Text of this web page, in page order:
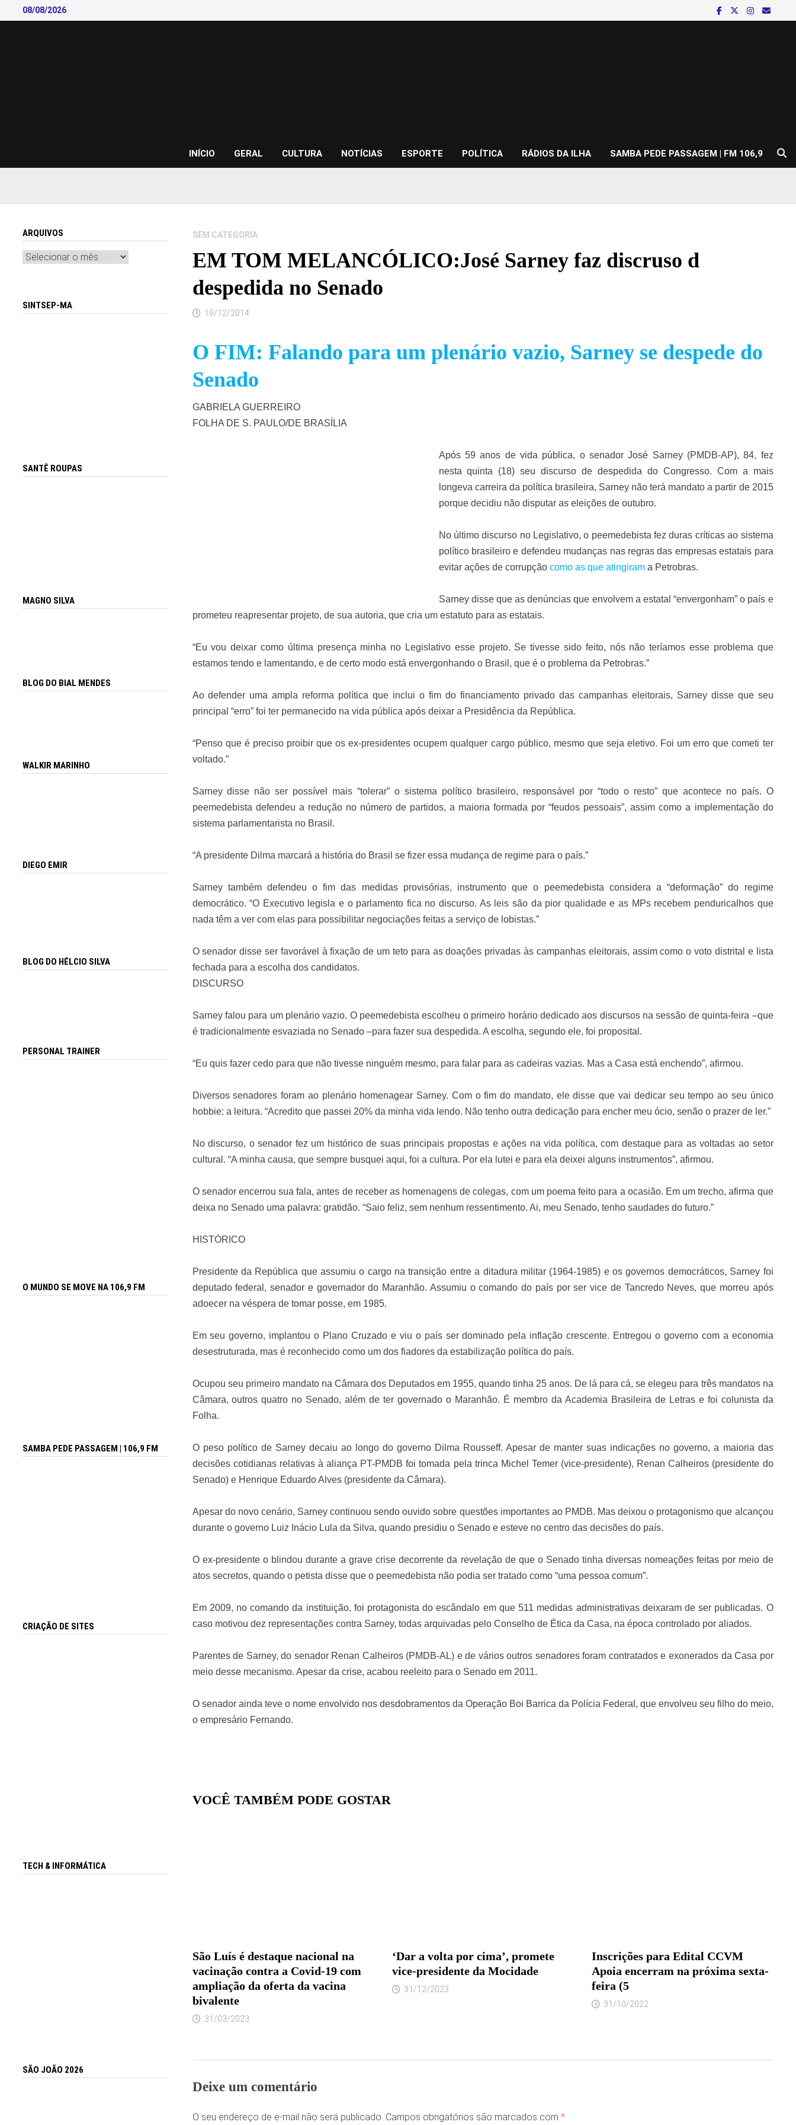
to
08/08/2026
INÍCIO GERAL CULTURA NOTÍCIAS ESPORTE POLÍTICA RÁDIOS DA ILHA SAMBA PEDE PASSAGEM | FM 106,9
SEM CATEGORIA
EM TOM MELANCÓLICO:José Sarney faz discruso d
despedida no Senado
19/12/2014
O FIM: Falando para um plenário vazio, Sarney se despede do
Senado
GABRIELA GUERREIRO
FOLHA DE S. PAULO/DE BRASÍLIA
Após 59 anos de vida pública, o senador José Sarney (PMDB-AP), 84, fez
nesta quinta (18) seu discurso de despedida do Congresso. Com a mais
longeva carreira da política brasileira, Sarney não terá mandato a partir de 2015
porque decidiu não disputar as eleições de outubro.
No último discurso no Legislativo, o peemedebista fez duras críticas ao sistema
político brasileiro e defendeu mudanças nas regras das empresas estatais para
evitar ações de corrupção como as que atingirama Petrobras.
Sarney disse que as denúncias que envolvem a estatal “envergonham” o país e
prometeu reapresentar projeto, de sua autoria, que cria um estatuto para as estatais.
“Eu vou deixar como última presença minha no Legislativo esse projeto. Se tivesse sido feito, nós não teríamos esse problema que
estamos tendo e lamentando, e de certo modo está envergonhando o Brasil, que é o problema da Petrobras.”
Ao defender uma ampla reforma política que inclui o fim do financiamento privado das campanhas eleitorais, Sarney disse que seu
principal “erro” foi ter permanecido na vida pública após deixar a Presidência da República.
“Penso que é preciso proibir que os ex-presidentes ocupem qualquer cargo público, mesmo que seja eletivo. Foi um erro que cometi ter
voltado.”
Sarney disse não ser possível mais “tolerar” o sistema político brasileiro, responsável por “todo o resto” que acontece no país. O
peemedebista defendeu a redução no número de partidos, a maioria formada por “feudos pessoais”, assim como a implementação do
sistema parlamentarista no Brasil.
“A presidente Dilma marcará a história do Brasil se fizer essa mudança de regime para o país.”
Sarney também defendeu o fim das medidas provisórias, instrumento que o peemedebista considera a “deformação” do regime
democrático. “O Executivo legisla e o parlamento fica no discurso. As leis são da pior qualidade e as MPs recebem penduricalhos que
nada têm a ver com elas para possibilitar negociações feitas a serviço de lobistas.”
O senador disse ser favorável à fixação de um teto para as doações privadas às campanhas eleitorais, assim como o voto distrital e lista
fechada para a escolha dos candidatos.
DISCURSO
Sarney falou para um plenário vazio. O peemedebista escolheu o primeiro horário dedicado aos discursos na sessão de quinta-feira –que
é tradicionalmente esvaziada no Senado –para fazer sua despedida. A escolha, segundo ele, foi proposital.
“Eu quis fazer cedo para que não tivesse ninguém mesmo, para falar para as cadeiras vazias. Mas a Casa está enchendo”, afirmou.
Diversos senadores foram ao plenário homenagear Sarney. Com o fim do mandato, ele disse que vai dedicar seu tempo ao seu único
hobbie: a leitura. “Acredito que passei 20% da minha vida lendo. Não tenho outra dedicação para encher meu ócio, senão o prazer de ler.”
No discurso, o senador fez um histórico de suas principais propostas e ações na vida política, com destaque para as voltadas ao setor
cultural. “A minha causa, que sempre busquei aqui, foi a cultura. Por ela lutei e para ela deixei alguns instrumentos”, afirmou.
O senador encerrou sua fala, antes de receber as homenagens de colegas, com um poema feito para a ocasião. Em um trecho, afirma que
deixa no Senado uma palavra: gratidão. “Saio feliz, sem nenhum ressentimento. Ai, meu Senado, tenho saudades do futuro.”
HISTÓRICO
Presidente da República que assumiu o cargo na transição entre a ditadura militar (1964-1985) e os governos democráticos, Sarney foi
deputado federal, senador e governador do Maranhão. Assumiu o comando do país por ser vice de Tancredo Neves, que morreu após
adoecer na véspera de tomar posse, em 1985.
Em seu governo, implantou o Plano Cruzado e viu o país ser dominado pela inflação crescente. Entregou o governo com a economia
desestruturada, mas é reconhecido como um dos fiadores da estabilização política do país.
Ocupou seu primeiro mandato na Câmara dos Deputados em 1955, quando tinha 25 anos. De lá para cá, se elegeu para três mandatos na
Câmara, outros quatro no Senado, além de ter governado o Maranhão. É membro da Academia Brasileira de Letras e foi colunista da
Folha.
O peso político de Sarney decaiu ao longo do governo Dilma Rousseff. Apesar de manter suas indicações no governo, a maioria das
decisões cotidianas relativas à aliança PT-PMDB foi tomada pela trinca Michel Temer (vice-presidente), Renan Calheiros (presidente do
Senado) e Henrique Eduardo Alves (presidente da Câmara).
Apesar do novo cenário, Sarney continuou sendo ouvido sobre questões importantes ao PMDB. Mas deixou o protagonismo que alcançou
durante o governo Luiz Inácio Lula da Silva, quando presidiu o Senado e esteve no centro das decisões do país.
O ex-presidente o blindou durante a grave crise decorrente da revelação de que o Senado tinha diversas nomeações feitas por meio de
atos secretos, quando o petista disse que o peemedebista não podia ser tratado como “uma pessoa comum”.
Em 2009, no comando da instituição, foi protagonista do escândalo em que 511 medidas administrativas deixaram de ser publicadas. O
caso motivou dez representações contra Sarney, todas arquivadas pelo Conselho de Ética da Casa, na época controlado por aliados.
Parentes de Sarney, do senador Renan Calheiros (PMDB-AL) e de vários outros senadores foram contratados e exonerados da Casa por
meio desse mecanismo. Apesar da crise, acabou reeleito para o Senado em 2011.
O senador ainda teve o nome envolvido nos desdobramentos da Operação Boi Barrica da Polícia Federal, que envolveu seu filho do meio,
o empresário Fernando.
VOCÊ TAMBÉM PODE GOSTAR
São Luís é destaque nacional na
vacinação contra a Covid-19 com
ampliação da oferta da vacina
bivalente
31/03/2023
‘Dar a volta por cima’, promete
vice-presidente da Mocidade
31/12/2023
Inscrições para Edital CCVM
Apoia encerram na próxima sexta-
feira (5
31/10/2022
Deixe um comentário
O seu endereço de e-mail não será publicado. Campos obrigatórios são marcados com *
ARQUIVOS
Arquivos
SINTSEP-MA
SANTÊ ROUPAS
MAGNO SILVA
BLOG DO BIAL MENDES
WALKIR MARINHO
DIEGO EMIR
BLOG DO HÉLCIO SILVA
PERSONAL TRAINER
O MUNDO SE MOVE NA 106,9 FM
SAMBA PEDE PASSAGEM | 106,9 FM
CRIAÇÃO DE SITES
TECH & INFORMÁTICA
SÃO JOÃO 2026